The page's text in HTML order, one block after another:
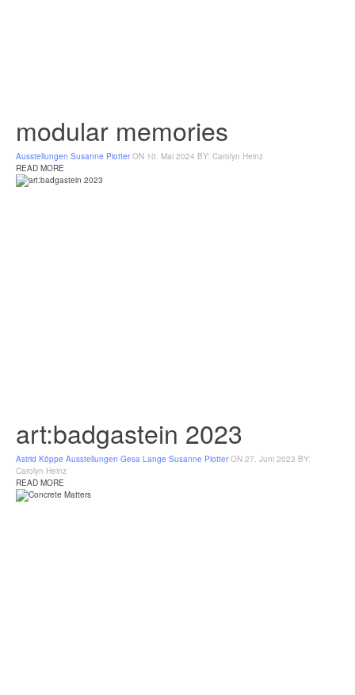
modular memories
Ausstellungen Susanne Piotter ON 10. Mai 2024 BY: Carolyn Heinz
READ MORE
art:badgastein 2023
Astrid Köppe Ausstellungen Gesa Lange Susanne Piotter ON 27. Juni 2023 BY:
Carolyn Heinz
READ MORE